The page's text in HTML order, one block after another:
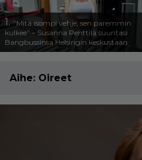
1.”Mitä isompi vehje, sen paremmin
kulkee” – Susanna Penttilä suuntasi
Bangbussinsa Helsingin keskustaan
Aihe: Oireet